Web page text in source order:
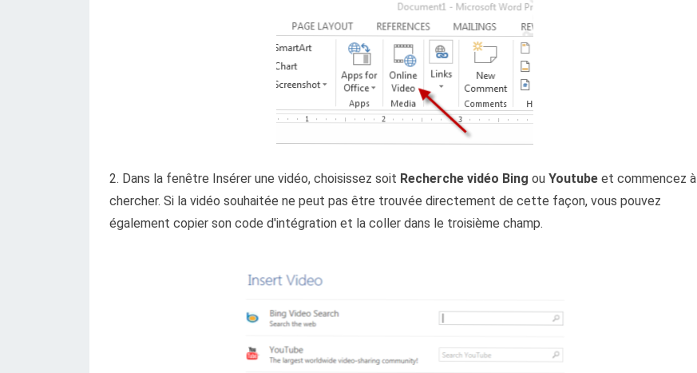
2. Dans la fenêtre Insérer une vidéo, choisissez soit Recherche vidéo Bing ou Youtube et commencez à
chercher. Si la vidéo souhaitée ne peut pas être trouvée directement de cette façon, vous pouvez
également copier son code d'intégration et la coller dans le troisième champ.